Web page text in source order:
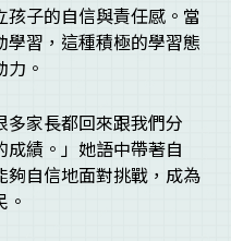
子的自信與責任感。當
習，這種積極的學習態
。
多家長都回來跟我們分
績。」她語中帶著自
夠自信地面對挑戰，成為